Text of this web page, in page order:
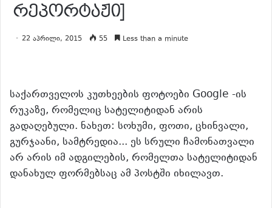
რეპორტაჟი]
22 აპრილი, 2015 55 Less than a minute
საქართველოს კუთხეების ფოტოები Google -ის
რუკაზე, რომელიც სატელიტიდან არის
გადაღებული. ნახეთ: სოხუმი, ფოთი, ცხინვალი,
გურჯაანი, სამტრედია... ეს სრული ჩამონათვალი
არ არის იმ ადგილების, რომელთა სატელიტიდან
დანახულ ფორმებსაც ამ პოსტში იხილავთ.